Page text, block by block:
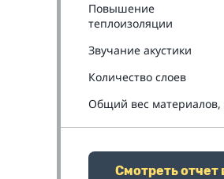
Повышение
теплоизоляции
Звучание акустики
Количество слоев
Общий вес материалов,
Смотреть отчет